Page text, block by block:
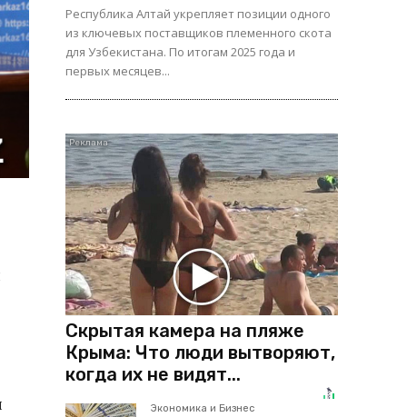
Республика Алтай укрепляет позиции одного
из ключевых поставщиков племенного скота
для Узбекистана. По итогам 2025 года и
первых месяцев...
Скрытая камера на пляже
Крыма: Что люди вытворяют,
когда их не видят...
Экономика и Бизнес